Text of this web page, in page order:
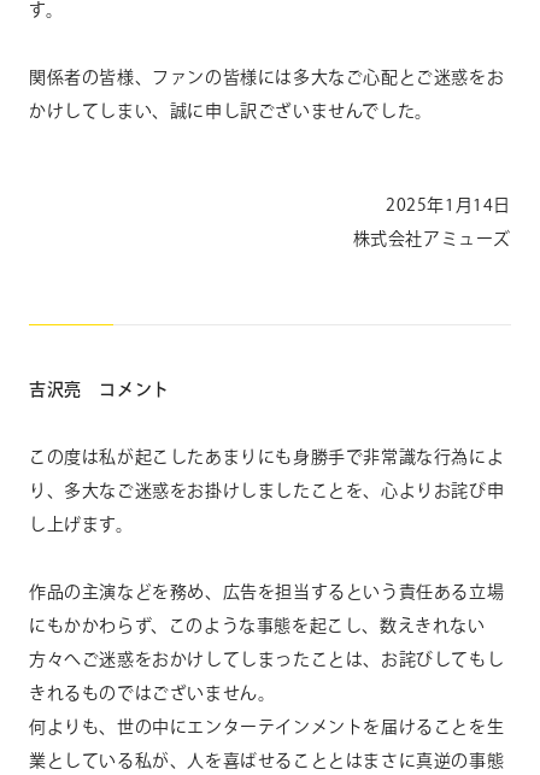
す。
関係者の皆様、ファンの皆様には多大なご心配とご迷惑をお
かけしてしまい、誠に申し訳ございませんでした。
2025年1月14日
株式会社アミューズ
吉沢亮 コメント
この度は私が起こしたあまりにも身勝手で非常識な行為によ
り、多大なご迷惑をお掛けしましたことを、心よりお詫び申
し上げます。
作品の主演などを務め、広告を担当するという責任ある立場
にもかかわらず、このような事態を起こし、数えきれない
方々へご迷惑をおかけしてしまったことは、お詫びしてもし
きれるものではございません。
何よりも、世の中にエンターテインメントを届けることを生
業としている私が、人を喜ばせることとはまさに真逆の事態